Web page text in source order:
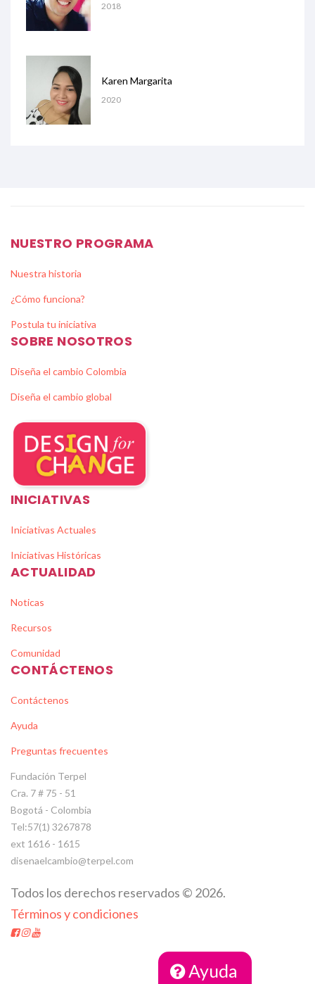
Ayuda
2018
Karen Margarita
2020
NUESTRO PROGRAMA
Nuestra historia
¿Cómo funciona?
Postula tu iniciativa
SOBRE NOSOTROS
Diseña el cambio Colombia
Diseña el cambio global
INICIATIVAS
Iniciativas Actuales
Iniciativas Históricas
ACTUALIDAD
Noticas
Recursos
Comunidad
CONTÁCTENOS
Contáctenos
Ayuda
Preguntas frecuentes
Fundación Terpel
Cra. 7 # 75 - 51
Bogotá - Colombia
Tel:57(1) 3267878
ext 1616 - 1615
disenaelcambio@terpel.com
Todos los derechos reservados © 2026.
Términos y condiciones